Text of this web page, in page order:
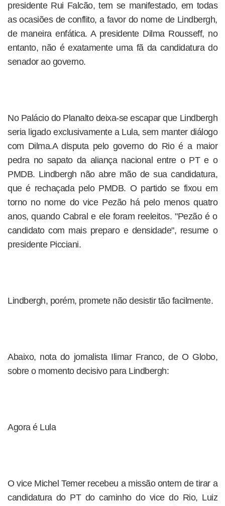
presidente Rui Falcão, tem se manifestado, em todas
as ocasiões de conflito, a favor do nome de Lindbergh,
de maneira enfática. A presidente Dilma Rousseff, no
entanto, não é exatamente uma fã da candidatura do
senador ao governo.
No Palácio do Planalto deixa-se escapar que Lindbergh
seria ligado exclusivamente a Lula, sem manter diálogo
com Dilma.A disputa pelo governo do Rio é a maior
pedra no sapato da aliança nacional entre o PT e o
PMDB. Lindbergh não abre mão de sua candidatura,
que é rechaçada pelo PMDB. O partido se fixou em
torno no nome do vice Pezão há pelo menos quatro
anos, quando Cabral e ele foram reeleitos. "Pezão é o
candidato com mais preparo e densidade", resume o
presidente Picciani.
Lindbergh, porém, promete não desistir tão facilmente.
Abaixo, nota do jornalista Ilimar Franco, de O Globo,
sobre o momento decisivo para Lindbergh:
Agora é Lula
O vice Michel Temer recebeu a missão ontem de tirar a
candidatura do PT do caminho do vice do Rio, Luiz